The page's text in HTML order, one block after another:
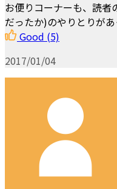
お便りコーナーも、読
だったか)のやりとりが
Good (5)
2017/01/04